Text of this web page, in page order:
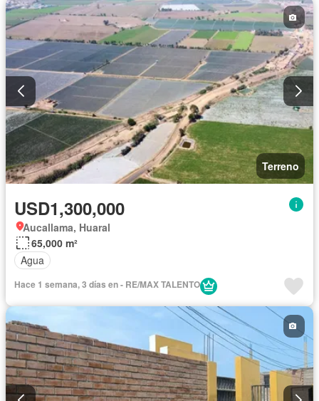
Terreno
USD1,300,000
Aucallama, Huaral
65,000 m²
Agua
Hace 1 semana, 3 días en - RE/MAX TALENTO